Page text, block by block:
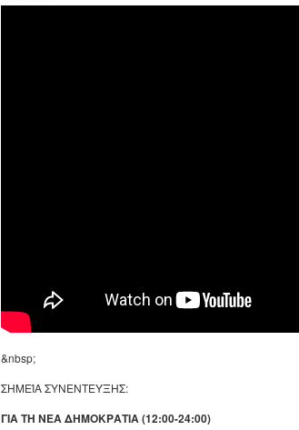
&nbsp;
ΣΗΜΕΊΑ ΣΥΝΕΝΤΕΥΞΗΣ:
ΓΙΑ ΤΗ ΝΕΑ ΔΗΜΟΚΡΑΤΙΑ (12:00-24:00)